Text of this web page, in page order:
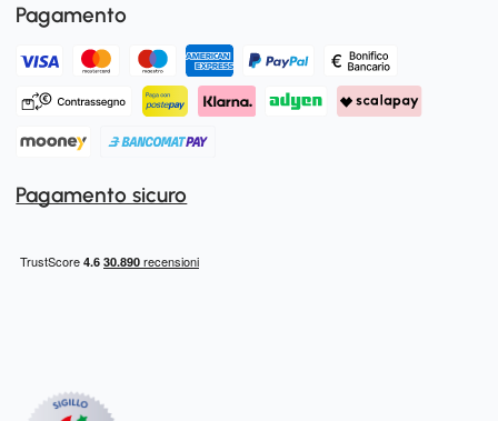
Pagamento
Pagamento sicuro